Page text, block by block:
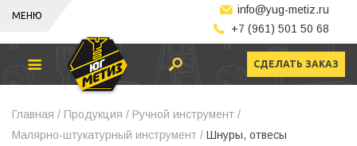
МЕНЮ
info@yug-metiz.ru
+7 (961) 501 50 68
СДЕЛАТЬ ЗАКАЗ
Главная / Продукция / Ручной инструмент /
Малярно-штукатурный инструмент / Шнуры, отвесы